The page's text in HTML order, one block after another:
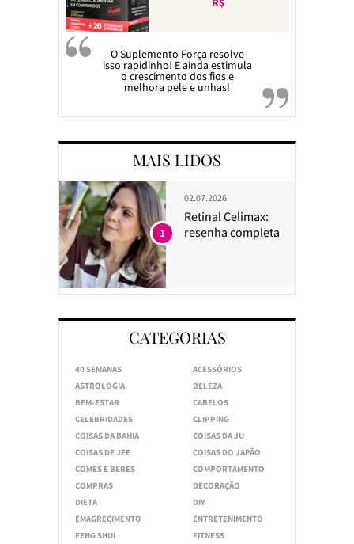
O Suplemento Força resolve
isso rapidinho! E ainda estimula
o crescimento dos fios e
melhora pele e unhas!
MAIS LIDOS
02.07.2026
Retinal Celimax:
resenha completa
1
CATEGORIAS
40 SEMANAS
ACESSÓRIOS
ASTROLOGIA
BELEZA
BEM-ESTAR
CABELOS
CELEBRIDADES
CLIPPING
COISAS DA BAHIA
COISAS DA JU
COISAS DE JEE
COISAS DO JAPÃO
COMES E BEBES
COMPORTAMENTO
COMPRAS
DECORAÇÃO
DIETA
DIY
EMAGRECIMENTO
ENTRETENIMENTO
FENG SHUI
FITNESS